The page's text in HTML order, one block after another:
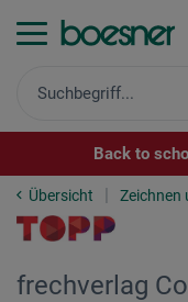
Back to
Übersicht Zeichnen
frechverlag